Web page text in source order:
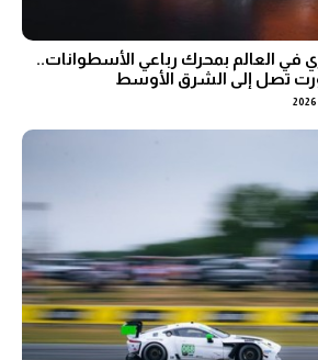
في العالم بمحرك رباعي الأسطوانات..